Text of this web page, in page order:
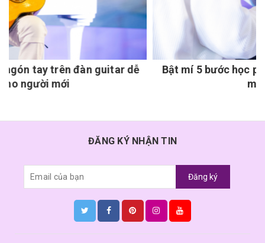
Bật mí 5 bước học piano thành công cho người
ĐĂNG KÝ NHẬN TIN
Đăng ký